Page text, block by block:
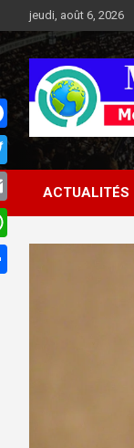
au
contenu
jeudi, août 6, 2026
Médias
ACTUALITÉS